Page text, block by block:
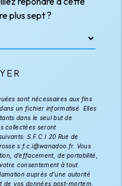
plus sept ?
sont nécessaires aux fins
un fichier informatisé. Elles
dans le seul but de
collectées seront
S.F.C.I 20 Rue de
s.f.c.i@wanadoo.fr. Vous
d’effacement, de portabilité,
consentement à tout
auprès d’une autorité
de vos données post-mortem.